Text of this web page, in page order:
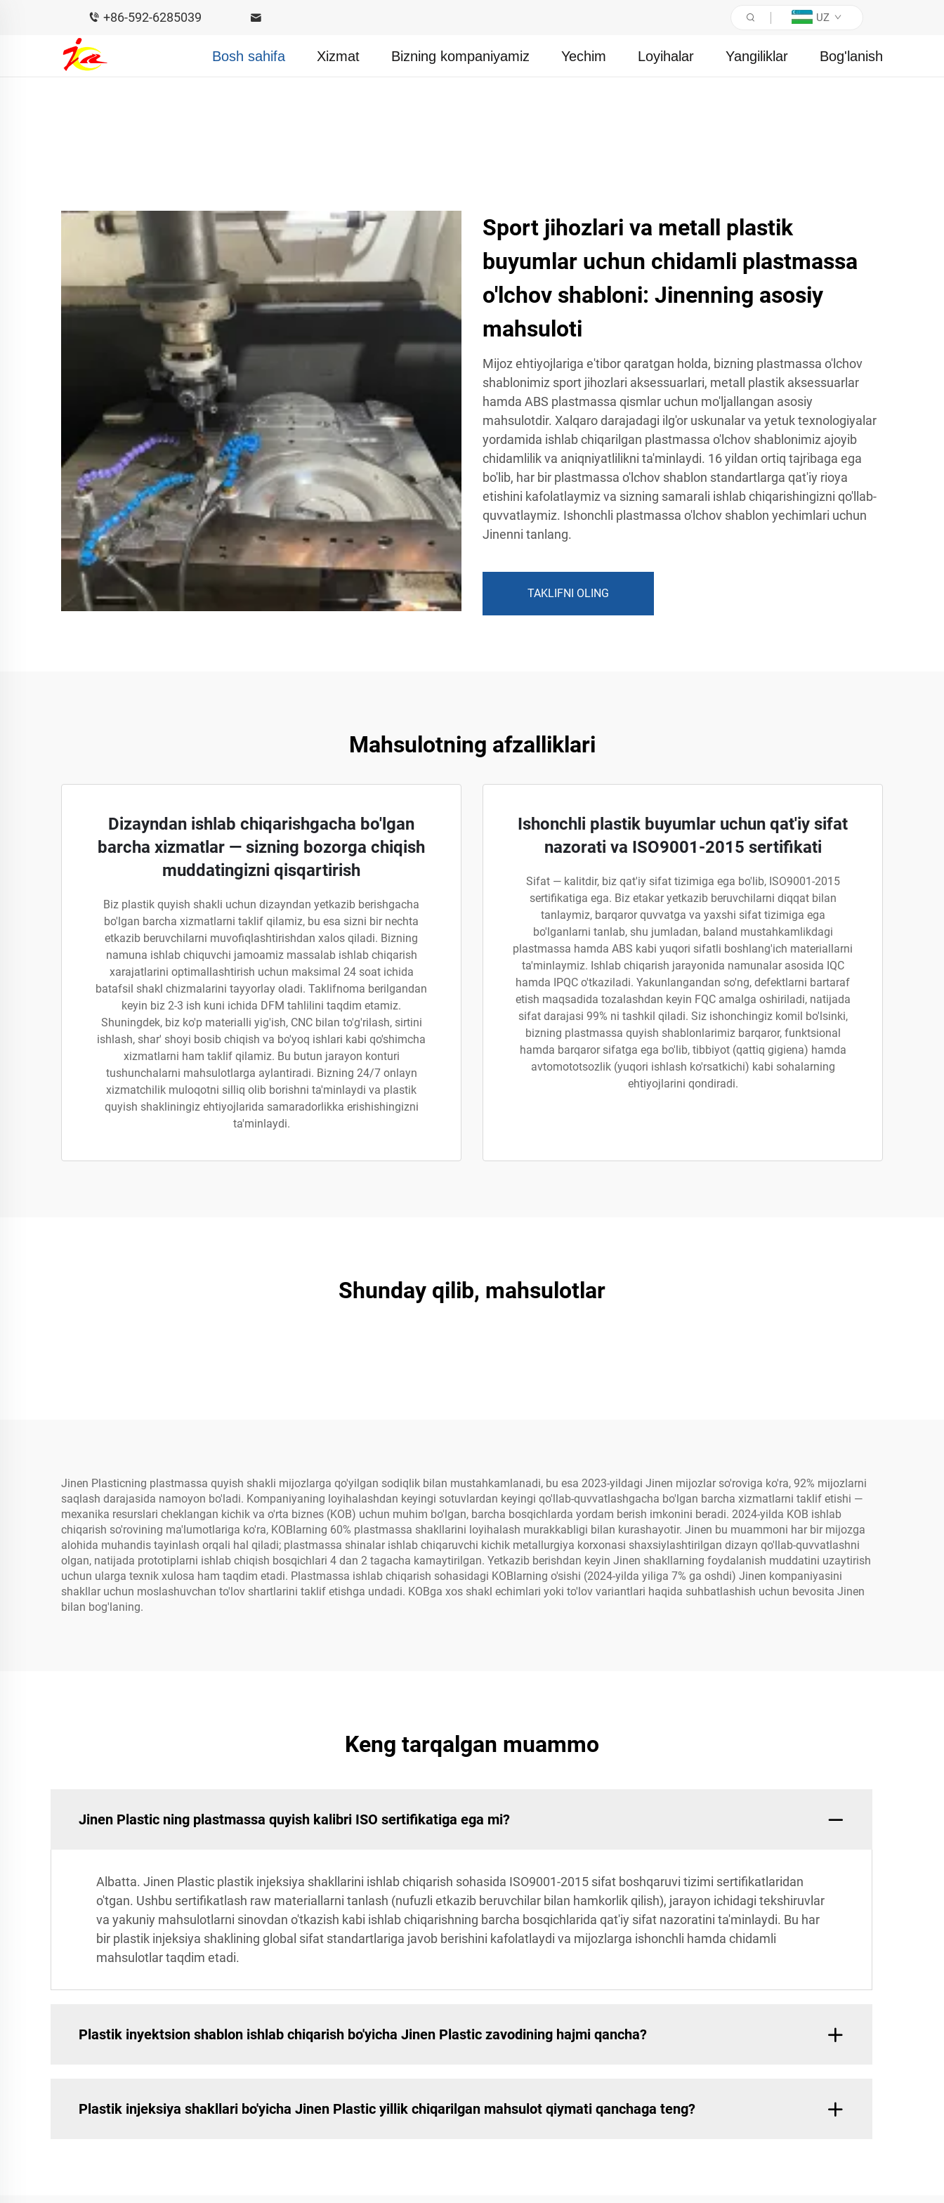
+86-592-6285039 UZ
Bosh sahifa Xizmat Bizning kompaniyamiz Yechim Loyihalar Yangiliklar Bog'lanish
Sport jihozlari va metall plastik
buyumlar uchun chidamli plastmassa
o'lchov shabloni: Jinenning asosiy
mahsuloti
Mijoz ehtiyojlariga e'tibor qaratgan holda, bizning plastmassa o'lchov
shablonimiz sport jihozlari aksessuarlari, metall plastik aksessuarlar
hamda ABS plastmassa qismlar uchun mo'ljallangan asosiy
mahsulotdir. Xalqaro darajadagi ilg'or uskunalar va yetuk texnologiyalar
yordamida ishlab chiqarilgan plastmassa o'lchov shablonimiz ajoyib
chidamlilik va aniqniyatlilikni ta'minlaydi. 16 yildan ortiq tajribaga ega
bo'lib, har bir plastmassa o'lchov shablon standartlarga qat'iy rioya
etishini kafolatlaymiz va sizning samarali ishlab chiqarishingizni qo'llab-
quvvatlaymiz. Ishonchli plastmassa o'lchov shablon yechimlari uchun
Jinenni tanlang.
TAKLIFNI OLING
Mahsulotning afzalliklari
Dizayndan ishlab chiqarishgacha bo'lgan
barcha xizmatlar — sizning bozorga chiqish
muddatingizni qisqartirish
Biz plastik quyish shakli uchun dizayndan yetkazib berishgacha
bo'lgan barcha xizmatlarni taklif qilamiz, bu esa sizni bir nechta
etkazib beruvchilarni muvofiqlashtirishdan xalos qiladi. Bizning
namuna ishlab chiquvchi jamoamiz massalab ishlab chiqarish
xarajatlarini optimallashtirish uchun maksimal 24 soat ichida
batafsil shakl chizmalarini tayyorlay oladi. Taklifnoma berilgandan
keyin biz 2-3 ish kuni ichida DFM tahlilini taqdim etamiz.
Shuningdek, biz ko'p materialli yig'ish, CNC bilan to'g'rilash, sirtini
ishlash, shar' shoyi bosib chiqish va bo'yoq ishlari kabi qo'shimcha
xizmatlarni ham taklif qilamiz. Bu butun jarayon konturi
tushunchalarni mahsulotlarga aylantiradi. Bizning 24/7 onlayn
xizmatchilik muloqotni silliq olib borishni ta'minlaydi va plastik
quyish shakliningiz ehtiyojlarida samaradorlikka erishishingizni
ta'minlaydi.
Ishonchli plastik buyumlar uchun qat'iy sifat
nazorati va ISO9001-2015 sertifikati
Sifat — kalitdir, biz qat'iy sifat tizimiga ega bo'lib, ISO9001-2015
sertifikatiga ega. Biz etakar yetkazib beruvchilarni diqqat bilan
tanlaymiz, barqaror quvvatga va yaxshi sifat tizimiga ega
bo'lganlarni tanlab, shu jumladan, baland mustahkamlikdagi
plastmassa hamda ABS kabi yuqori sifatli boshlang'ich materiallarni
ta'minlaymiz. Ishlab chiqarish jarayonida namunalar asosida IQC
hamda IPQC o'tkaziladi. Yakunlangandan so'ng, defektlarni bartaraf
etish maqsadida tozalashdan keyin FQC amalga oshiriladi, natijada
sifat darajasi 99% ni tashkil qiladi. Siz ishonchingiz komil bo'lsinki,
bizning plastmassa quyish shablonlarimiz barqaror, funktsional
hamda barqaror sifatga ega bo'lib, tibbiyot (qattiq gigiena) hamda
avtomototsozlik (yuqori ishlash ko'rsatkichi) kabi sohalarning
ehtiyojlarini qondiradi.
Shunday qilib, mahsulotlar
Jinen Plasticning plastmassa quyish shakli mijozlarga qo'yilgan sodiqlik bilan mustahkamlanadi, bu esa 2023-yildagi Jinen mijozlar so'roviga ko'ra, 92% mijozlarni
saqlash darajasida namoyon bo'ladi. Kompaniyaning loyihalashdan keyingi sotuvlardan keyingi qo'llab-quvvatlashgacha bo'lgan barcha xizmatlarni taklif etishi —
mexanika resurslari cheklangan kichik va o'rta biznes (KOB) uchun muhim bo'lgan, barcha bosqichlarda yordam berish imkonini beradi. 2024-yilda KOB ishlab
chiqarish so'rovining ma'lumotlariga ko'ra, KOBlarning 60% plastmassa shakllarini loyihalash murakkabligi bilan kurashayotir. Jinen bu muammoni har bir mijozga
alohida muhandis tayinlash orqali hal qiladi; plastmassa shinalar ishlab chiqaruvchi kichik metallurgiya korxonasi shaxsiylashtirilgan dizayn qo'llab-quvvatlashni
olgan, natijada prototiplarni ishlab chiqish bosqichlari 4 dan 2 tagacha kamaytirilgan. Yetkazib berishdan keyin Jinen shakllarning foydalanish muddatini uzaytirish
uchun ularga texnik xulosa ham taqdim etadi. Plastmassa ishlab chiqarish sohasidagi KOBlarning o'sishi (2024-yilda yiliga 7% ga oshdi) Jinen kompaniyasini
shakllar uchun moslashuvchan to'lov shartlarini taklif etishga undadi. KOBga xos shakl echimlari yoki to'lov variantlari haqida suhbatlashish uchun bevosita Jinen
bilan bog'laning.
Keng tarqalgan muammo
Jinen Plastic ning plastmassa quyish kalibri ISO sertifikatiga ega mi?
Albatta. Jinen Plastic plastik injeksiya shakllarini ishlab chiqarish sohasida ISO9001-2015 sifat boshqaruvi tizimi sertifikatlaridan
o'tgan. Ushbu sertifikatlash raw materiallarni tanlash (nufuzli etkazib beruvchilar bilan hamkorlik qilish), jarayon ichidagi tekshiruvlar
va yakuniy mahsulotlarni sinovdan o'tkazish kabi ishlab chiqarishning barcha bosqichlarida qat'iy sifat nazoratini ta'minlaydi. Bu har
bir plastik injeksiya shaklining global sifat standartlariga javob berishini kafolatlaydi va mijozlarga ishonchli hamda chidamli
mahsulotlar taqdim etadi.
Plastik inyektsion shablon ishlab chiqarish bo'yicha Jinen Plastic zavodining hajmi qancha?
Plastik injeksiya shakllari bo'yicha Jinen Plastic yillik chiqarilgan mahsulot qiymati qanchaga teng?